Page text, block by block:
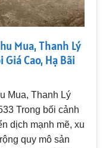
Mua, Thanh Lý
Cao, Hạ Bãi
Mua, Thanh Lý
Trong bối cảnh
dịch mạnh mẽ, xu
quy mô sản